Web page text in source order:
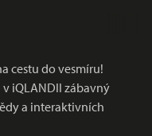
cestu do vesmíru!
iQLANDII zábavný
a interaktivních